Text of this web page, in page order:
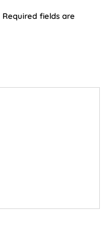
Required fields are